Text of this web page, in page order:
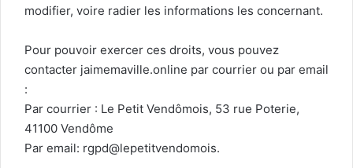
modifier, voire radier les informations les concernant.
Pour pouvoir exercer ces droits, vous pouvez
contacter jaimemaville.online par courrier ou par email
:
Par courrier : Le Petit Vendômois, 53 rue Poterie,
41100 Vendôme
Par email: rgpd@lepetitvendomois.